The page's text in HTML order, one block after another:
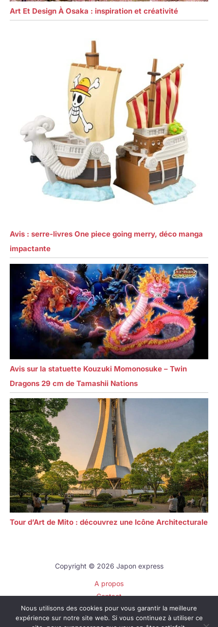
Art Et Design À Osaka : inspiration et créativité
Avis : serre-livres One piece going merry, déco manga
impactante
Avis sur la statuette Kouzuki Momonosuke – Twin
Dragons 29 cm de Tamashii Nations
Tour d’Art de Mito : découvrez une Icône Architecturale
Copyright © 2026 Japon express
A propos
Contact
Plan du site
Mentions légales
Nous utilisons des cookies pour vous garantir la meilleure
expérience sur notre site web. Si vous continuez à utiliser ce